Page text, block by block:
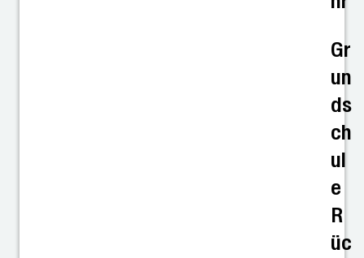
Gr
un
ds
ch
ul
e
R
üc